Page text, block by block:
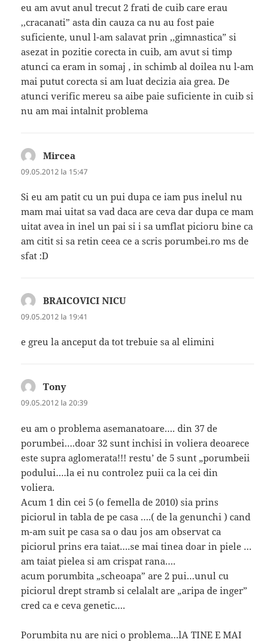
eu am avut anul trecut 2 frati de cuib care erau
,,cracanati” asta din cauza ca nu au fost paie
suficiente, unul l-am salavat prin ,,gimnastica” si
asezat in pozitie corecta in cuib, am avut si timp
atunci ca eram in somaj , in schimb al doilea nu l-am
mai putut corecta si am luat decizia aia grea. De
atunci verific mereu sa aibe paie suficiente in cuib si
nu am mai intalnit problema
Mircea
09.05.2012 la 15:47
Si eu am patit cu un pui dupa ce iam pus inelul nu
mam mai uitat sa vad daca are ceva dar dupa ce mam
uitat avea in inel un pai si i sa umflat picioru bine ca
am citit si sa retin ceea ce a scris porumbei.ro ms de
sfat :D
BRAICOVICI NICU
09.05.2012 la 19:41
e greu la anceput da tot trebuie sa al elimini
Tony
09.05.2012 la 20:39
eu am o problema asemanatoare…. din 37 de
porumbei….doar 32 sunt inchisi in voliera deoarece
este supra aglomerata!!! restu’ de 5 sunt „porumbeii
podului….la ei nu controlez puii ca la cei din
voliera.
Acum 1 din cei 5 (o femella de 2010) sia prins
piciorul in tabla de pe casa ….( de la genunchi ) cand
m-am suit pe casa sa o dau jos am observat ca
piciorul prins era taiat….se mai tinea doar in piele …
am taiat pielea si am crispat rana….
acum porumbita „scheoapa” are 2 pui…unul cu
piciorul drept stramb si celalalt are „aripa de inger”
cred ca e ceva genetic….
Porumbita nu are nici o problema…lA TINE E MAI